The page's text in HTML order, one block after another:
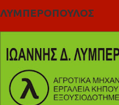
ΛΥΜΠΕΡΟΠΟΥΛΟΣ